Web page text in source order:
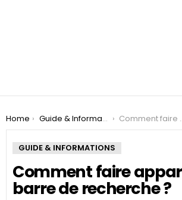
You are here:
Home Guide & Informations Comment faire apparaître la barre de recherche ?
GUIDE & INFORMATIONS
Comment faire
barre de recherche ?